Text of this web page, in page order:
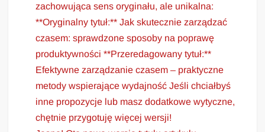
zachowująca sens oryginału, ale unikalna:
**Oryginalny tytuł:** Jak skutecznie zarządzać
czasem: sprawdzone sposoby na poprawę
produktywności **Przeredagowany tytuł:**
Efektywne zarządzanie czasem – praktyczne
metody wspierające wydajność Jeśli chciałbyś
inne propozycje lub masz dodatkowe wytyczne,
chętnie przygotuję więcej wersji!